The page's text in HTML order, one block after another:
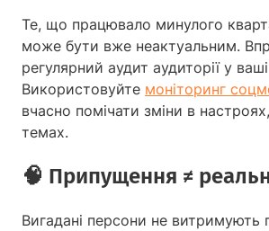
Те, що працювало минулого
може бути вже неактуальним.
регулярний аудит аудиторії у
Використовуйте моніторинг
вчасно помічати зміни в
темах.
🧠 Припущення ≠
Вигадані персони не витримують